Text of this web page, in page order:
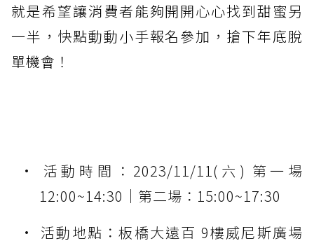
就是希望讓消費者能夠開開心心找到甜蜜另
一半，快點動動小手報名參加，搶下年底脫
單機會！
活動時間：2023/11/11(六) 第一場
12:00~14:30｜第二場：15:00~17:30
活動地點：板橋大遠百 9樓威尼斯廣場